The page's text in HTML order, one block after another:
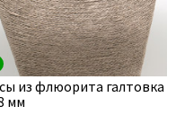
из флюорита галтовка
мм